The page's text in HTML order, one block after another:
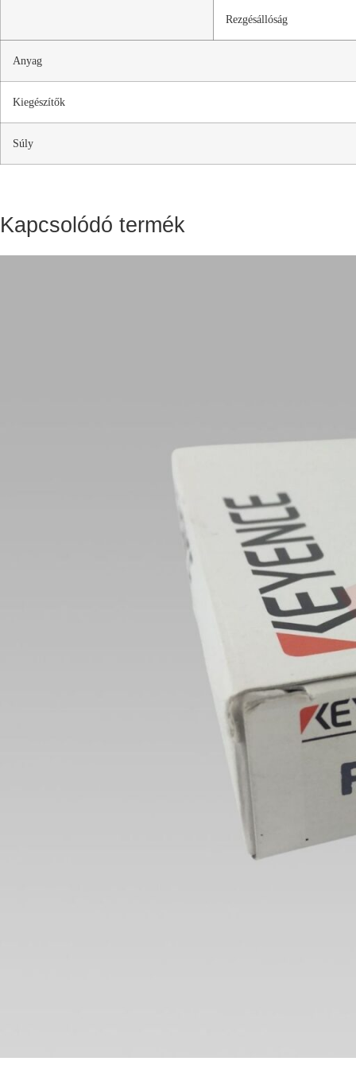
Rezgésállóság
Anyag
Kiegészítők
Súly
Kapcsolódó termék